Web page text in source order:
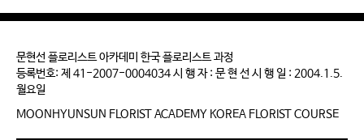
문현선 플로리스트 아카데미 한국 플로리스트 과정
등록번호: 제 41-2007-0004034 시 행 자 : 문 현 선 시 행 일 : 2004.1.5.
월요일
MOONHYUNSUN FLORIST ACADEMY KOREA FLORIST COURSE